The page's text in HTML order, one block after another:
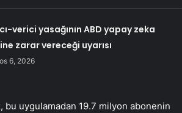
verici yasağının ABD yapay zeka
zarar vereceği uyarısı
6, 2026
bu uygulamadan 19.7 milyon abonenin